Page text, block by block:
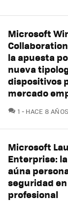
Microsoft
la apuesta
nueva
dispositivos
mercado
1 COMENTARIOS
HACE 8 AÑOS
Microsoft
Enterprise:
aúna
seguridad
profesional